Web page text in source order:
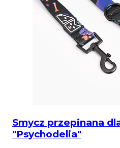
Smycz przepinana
"Psychodelia"